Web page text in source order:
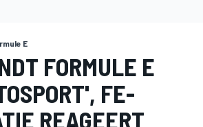
E
FORMULE E
FE-
REAGEERT